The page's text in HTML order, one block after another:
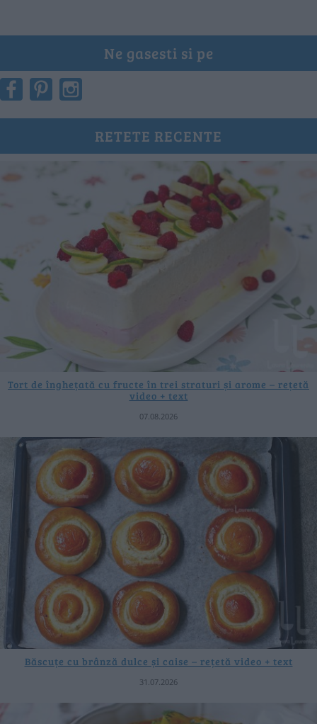
Ne gasesti si pe
RETETE RECENTE
Tort de înghețată cu fructe în trei straturi și arome – rețetă
video + text
07.08.2026
Băscuțe cu brânză dulce și caise – rețetă video + text
31.07.2026